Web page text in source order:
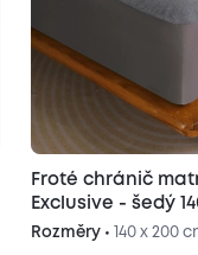
Froté chránič
Exclusive - šedý
Rozměry • 140 x 200